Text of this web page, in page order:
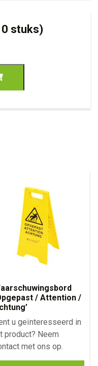
stuks)
/ Attention /
u geïnteresseerd in
product? Neem
met ons op.